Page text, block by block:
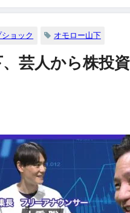
ショック オモロー山下
、芸人から株投